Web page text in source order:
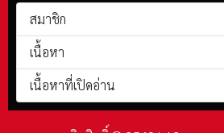
สมาชิก
เนื้อหา
เนื้อหาที่เปิดอ่าน